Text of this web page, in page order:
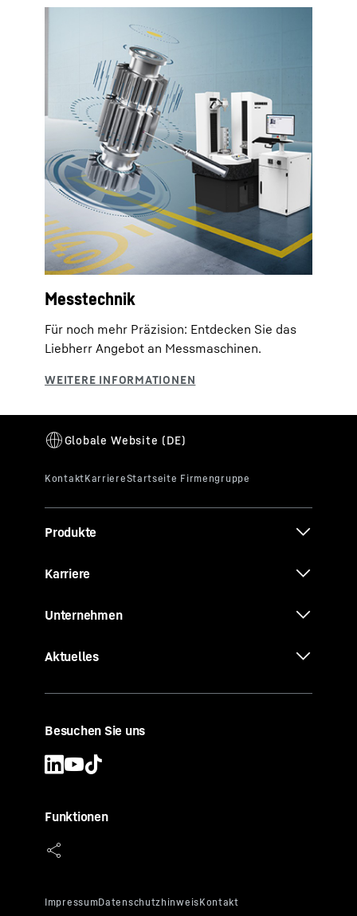
Messtechnik
Für noch mehr Präzision: Entdecken Sie das
Liebherr Angebot an Messmaschinen.
Produkte
Karriere
Unternehmen
Aktuelles
Besuchen Sie uns
Funktionen